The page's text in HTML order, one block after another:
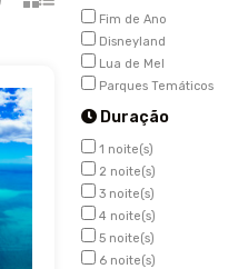
Fim de Ano
Disneyland
Lua de Mel
Parques Temáticos
Duração
1 noite(s)
2 noite(s)
3 noite(s)
4 noite(s)
5 noite(s)
6 noite(s)